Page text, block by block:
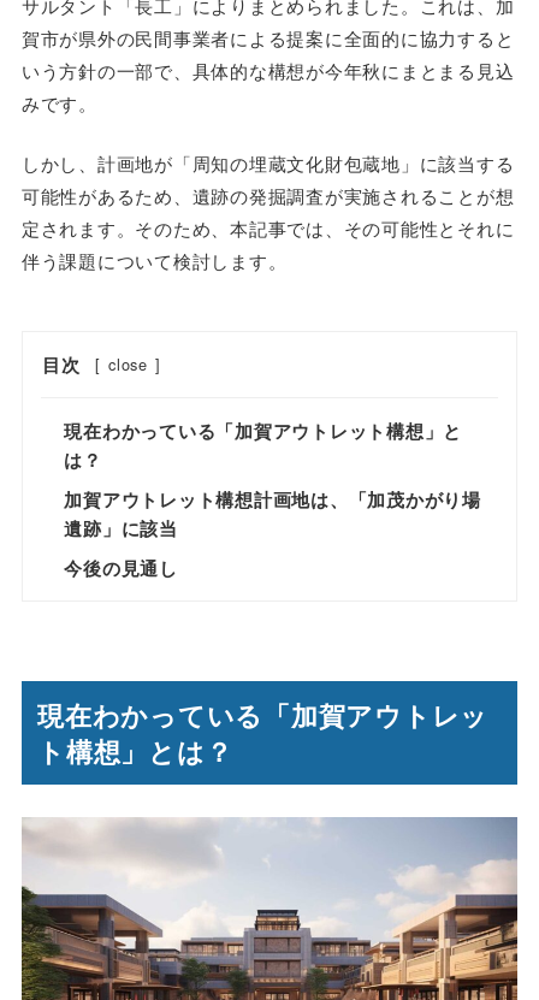
サルタント「長工」によりまとめられました。これは、加
賀市が県外の民間事業者による提案に全面的に協力すると
いう方針の一部で、具体的な構想が今年秋にまとまる見込
みです。
しかし、計画地が「周知の埋蔵文化財包蔵地」に該当する
可能性があるため、遺跡の発掘調査が実施されることが想
定されます。そのため、本記事では、その可能性とそれに
伴う課題について検討します。
目次 [ close ]
現在わかっている「加賀アウトレット構想」と
は？
加賀アウトレット構想計画地は、「加茂かがり場
遺跡」に該当
今後の見通し
現在わかっている「加賀アウトレッ
ト構想」とは？